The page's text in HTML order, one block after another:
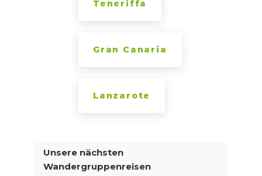
Teneriffa
Gran Canaria
Lanzarote
Unsere nächsten
Wandergruppenreisen